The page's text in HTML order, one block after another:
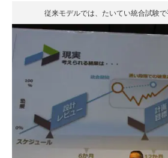
従来モデルでは、たいてい統合試験